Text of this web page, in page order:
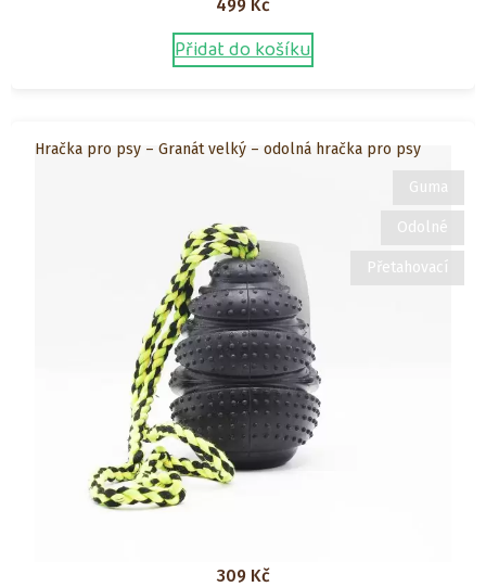
499 Kč
Přidat do košíku
Guma
Odolné
Přetahovací
Hračka pro psy – Granát velký – odolná hračka pro psy
309 Kč